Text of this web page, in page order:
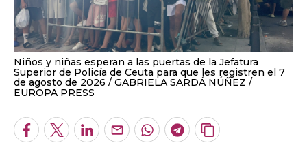
Niños y niñas esperan a las puertas de la Jefatura
Superior de Policía de Ceuta para que les registren el 7
de agosto de 2026
GABRIELA SARDÁ NÚÑEZ /
EUROPA PRESS
Facebook
TwitterLinkedInEnviarWhatsapp
Telegram
Copiar